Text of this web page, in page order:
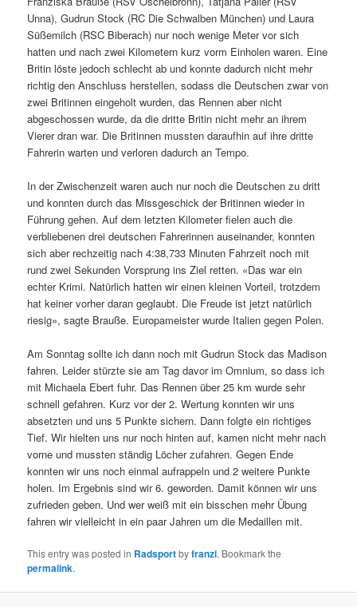
Unna), Gudrun Stock (RC Die Schwalben München) und Laura
Süßemilch (RSC Biberach) nur noch wenige Meter vor sich
hatten und nach zwei Kilometern kurz vorm Einholen waren. Eine
Britin löste jedoch schlecht ab und konnte dadurch nicht mehr
richtig den Anschluss herstellen, sodass die Deutschen zwar von
zwei Britinnen eingeholt wurden, das Rennen aber nicht
abgeschossen wurde, da die dritte Britin nicht mehr an ihrem
Vierer dran war. Die Britinnen mussten daraufhin auf ihre dritte
Fahrerin warten und verloren dadurch an Tempo.
In der Zwischenzeit waren auch nur noch die Deutschen zu dritt
und konnten durch das Missgeschick der Britinnen wieder in
Führung gehen. Auf dem letzten Kilometer fielen auch die
verbliebenen drei deutschen Fahrerinnen auseinander, konnten
sich aber rechzeitig nach 4:38,733 Minuten Fahrzeit noch mit
rund zwei Sekunden Vorsprung ins Ziel retten. «Das war ein
echter Krimi. Natürlich hatten wir einen kleinen Vorteil, trotzdem
hat keiner vorher daran geglaubt. Die Freude ist jetzt natürlich
riesig», sagte Brauße. Europameister wurde Italien gegen Polen.
Am Sonntag sollte ich dann noch mit Gudrun Stock das Madison
fahren. Leider stürzte sie am Tag davor im Omnium, so dass ich
mit Michaela Ebert fuhr. Das Rennen über 25 km wurde sehr
schnell gefahren. Kurz vor der 2. Wertung konnten wir uns
absetzten und uns 5 Punkte sichern. Dann folgte ein richtiges
Tief. Wir hielten uns nur noch hinten auf, kamen nicht mehr nach
vorne und mussten ständig Löcher zufahren. Gegen Ende
konnten wir uns noch einmal aufrappeln und 2 weitere Punkte
holen. Im Ergebnis sind wir 6. geworden. Damit können wir uns
zufrieden geben. Und wer weiß mit ein bisschen mehr Übung
fahren wir vielleicht in ein paar Jahren um die Medaillen mit.
This entry was posted in Radsportbyfranzi. Bookmark the
permalink.